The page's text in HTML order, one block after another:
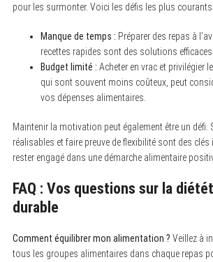
pour les surmonter. Voici les défis les plus courants
Manque de temps : Préparer des repas à
recettes rapides sont des solutions efficaces.
Budget limité : Acheter en vrac et privilégier
qui sont souvent moins coûteux, peut
vos dépenses alimentaires.
Maintenir la motivation peut également être un défi.
réalisables et faire preuve de flexibilité sont des
rester engagé dans une démarche alimentaire
FAQ : Vos questions sur la
durable
Comment équilibrer mon alimentation ? Veillez à
tous les groupes alimentaires dans chaque repas